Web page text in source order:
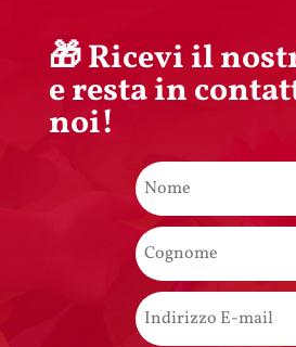
🎁 Ricevi il
e resta in
noi!